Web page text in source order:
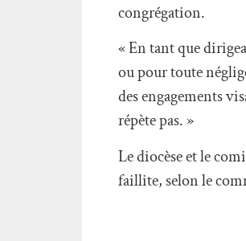
congrégation.
« En tant que
ou pour toute
des engagements
répète pas. »
Le diocèse et le
faillite, selon le